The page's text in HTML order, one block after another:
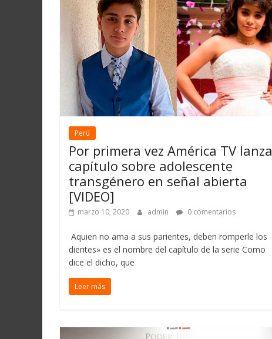
Perú
Por primera vez América TV lanza
capítulo sobre adolescente
transgénero en señal abierta
[VIDEO]
marzo 10, 2020 admin 0 comentarios
Aquien no ama a sus parientes, deben romperle los
dientes» es el nombre del capítulo de la serie Como
dice el dicho, que
Leer más